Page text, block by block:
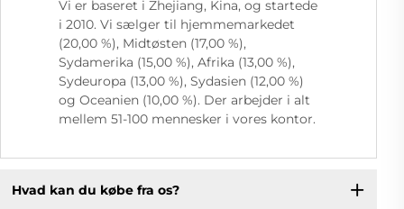
Vi er baseret i Zhejiang, Kina, og startede
i 2010. Vi sælger til hjemmemarkedet
(20,00 %), Midtøsten (17,00 %),
Sydamerika (15,00 %), Afrika (13,00 %),
Sydeuropa (13,00 %), Sydasien (12,00 %)
og Oceanien (10,00 %). Der arbejder i alt
mellem 51-100 mennesker i vores kontor.
Hvad kan du købe fra os?